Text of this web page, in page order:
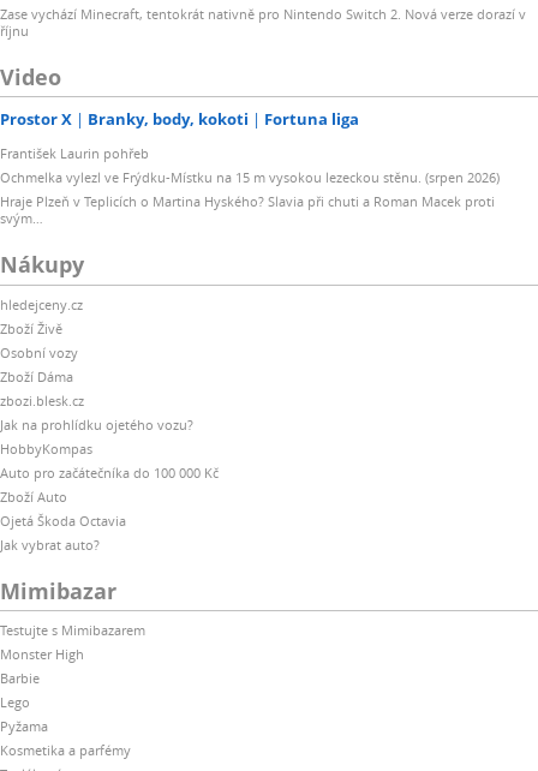
Zase vychází Minecraft, tentokrát nativně pro Nintendo Switch 2. Nová verze dorazí v
říjnu
Video
Prostor X Branky, body, kokoti Fortuna liga
František Laurin pohřeb
Ochmelka vylezl ve Frýdku-Místku na 15 m vysokou lezeckou stěnu. (srpen 2026)
Hraje Plzeň v Teplicích o Martina Hyského? Slavia při chuti a Roman Macek proti
svým…
Nákupy
hledejceny.cz
Zboží Živě
Osobní vozy
Zboží Dáma
zbozi.blesk.cz
Jak na prohlídku ojetého vozu?
HobbyKompas
Auto pro začátečníka do 100 000 Kč
Zboží Auto
Ojetá Škoda Octavia
Jak vybrat auto?
Mimibazar
Testujte s Mimibazarem
Monster High
Barbie
Lego
Pyžama
Kosmetika a parfémy